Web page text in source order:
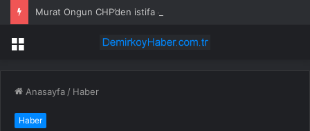
Murat Ongun CHP’den istifa etti
Menü
Anasayfa / Haber
Haber